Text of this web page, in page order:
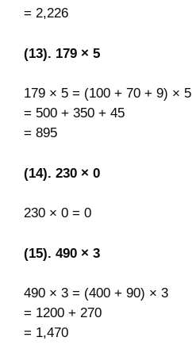
= 2,226
(13). 179 × 5
179 × 5 = (100 + 70 + 9) × 5
= 500 + 350 + 45
= 895
(14). 230 × 0
230 × 0 = 0
(15). 490 × 3
490 × 3 = (400 + 90) × 3
= 1200 + 270
= 1,470